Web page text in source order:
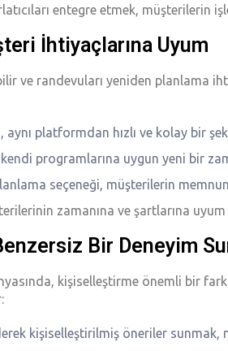
entegre etmek, müşterilerin
İhtiyaçlarına Uyum
ve randevuları yeniden planlama
aynı platformdan hızlı ve kolay bir
programlarına uygun yeni bir
seçeneği, müşterilerin
zamanına ve şartlarına
Bir Deneyim
kişiselleştirme önemli bir
kişiselleştirilmiş öneriler